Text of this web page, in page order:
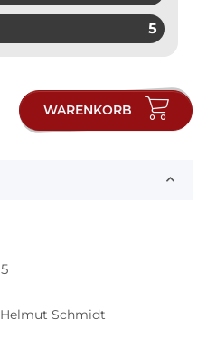
5
WARENKORB
5
Helmut Schmidt